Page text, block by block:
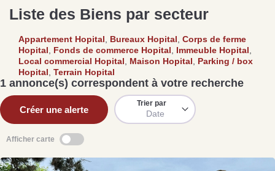
Procéder à des travaux
d’isolation à Fresnay-sur-
Sarthe pour booster sa
Se passer d’une
estimation immobilière à
quelles sont les
Lire la suite
Liste des Biens par secteur
Appartement Hopital, Bureaux Hopital, Corps de ferme
Hopital, Fonds de commerce Hopital, Immeuble Hopital,
Local commercial Hopital, Maison Hopital, Parking / box
Hopital, Terrain Hopital
1 annonce(s) correspondent à votre recherche
Créer une alerte
Trier par
Date
Afficher carte